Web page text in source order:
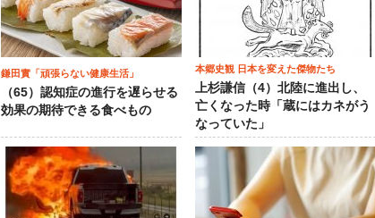
鎌田實「頑張らない健康生活」
（65）認知症の進行を遅らせる
効果の期待できる食べもの
本郷史観 日本を変えた傑物たち
上杉謙信（4）北陸に進出し、
亡くなった時「蔵にはカネがう
なっていた」